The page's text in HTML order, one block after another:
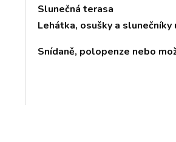
Slunečná terasa
Lehátka, osušky a slunečníky
Snídaně, polopenze nebo